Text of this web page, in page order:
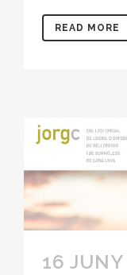
READ MORE
16 JUNY